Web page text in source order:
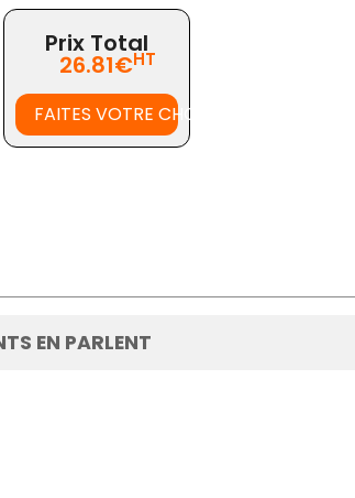
Prix Total
26.81€HT
FAITES VOTRE CHOIX
EN PARLENT